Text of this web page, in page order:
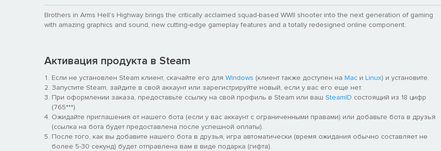
Brothers in Arms Hell's Highway brings the critically acclaimed squad-based WWII shooter into the next generation of gaming
with amazing graphics and sound, new cutting-edge gameplay features and a totally redesigned online component.
Активация продукта в Steam
Если не установлен Steam клиент, скачайте его для Windows (клиент также доступен на Mac и Linux) и установите.
Запустите Steam, зайдите в свой аккаунт или зарегистрируйте новый, если у вас его еще нет.
При оформлении заказа, предоставьте ссылку на свой профиль в Steam или ваш SteamID состоящий из 18 цифр
(765***).
Ожидайте приглашения от нашего бота (если у вас аккаунт с ограниченными правами) или добавьте бота в друзья
(ссылка на бота будет предоставлена после успешной оплаты).
После того, как вы добавите нашего бота в друзья, игра автоматически (время ожидания обычно составляет не
более 5-30 секунд) будет отправлена вам в виде подарка (гифта).